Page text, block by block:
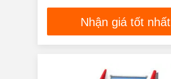
Nhận giá tốt nhất